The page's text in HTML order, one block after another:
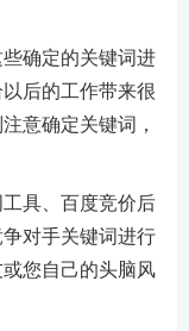
确定的关键词进
后的工作带来很
意确定关键词，
具、百度竞价后
对手关键词进行
您自己的头脑风